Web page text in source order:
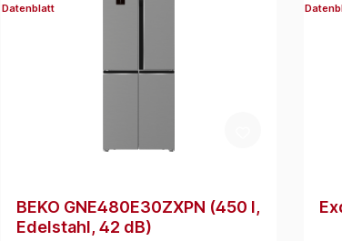
Datenblatt
BEKO GNE480E30ZXPN (450 l,
Edelstahl, 42 dB)